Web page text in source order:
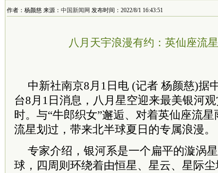
作者：杨颜慈 来源： 中国新闻网 发布时间：2022/8/1 16:43:51
八月天宇浪漫有约：英仙座流
中新社南京8月1日电 (记者 杨颜慈)据
台8月1日消息，八月星空迎来最美银河
时。与“牛郎织女”邂逅、对着英仙座流
流星划过，带来北半球夏日的专属浪漫。
专家介绍，银河系是一个扁平的漩涡
球，四周则环绕着由恒星、星云、星际